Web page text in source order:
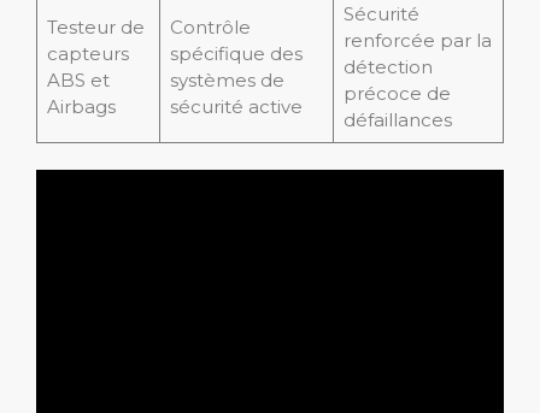
Testeur de
capteurs
ABS et
Airbags
Contrôle
spécifique des
systèmes de
sécurité active
Sécurité
renforcée par la
détection
précoce de
défaillances